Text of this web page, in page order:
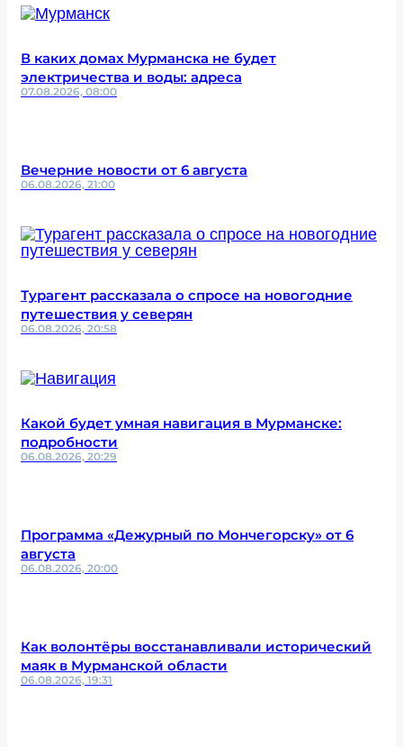
В каких домах Мурманска не будет
электричества и воды: адреса
07.08.2026, 08:00
Вечерние новости от 6 августа
06.08.2026, 21:00
Турагент рассказала о спросе на новогодние
путешествия у северян
06.08.2026, 20:58
Какой будет умная навигация в Мурманске:
подробности
06.08.2026, 20:29
Программа «Дежурный по Мончегорску» от 6
августа
06.08.2026, 20:00
Как волонтёры восстанавливали исторический
маяк в Мурманской области
06.08.2026, 19:31